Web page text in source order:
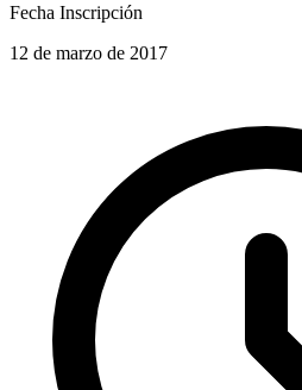
Fecha Inscripción
12 de marzo de 2017